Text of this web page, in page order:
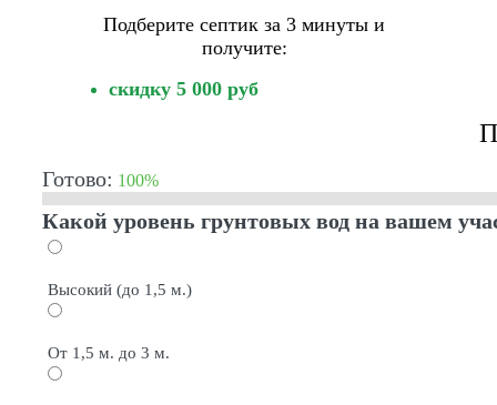
Подберите септик за 3 минуты и
получите:
скидку 5 000 руб
Готово: 100%
Какой уровень грунтовых вод на вашем
Высокий (до 1,5 м.)
От 1,5 м. до 3 м.